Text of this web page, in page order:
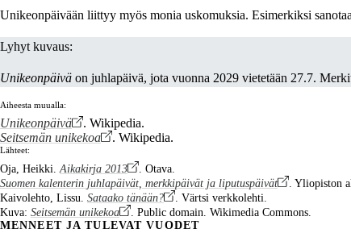
Unikeonpäivään liittyy myös monia uskomuksia. Esimerkiksi
Lyhyt kuvaus:
Unikeonpäivä on juhlapäivä, jota vuonna 2029 vietetään 27.7.
Aiheesta muualla:
Unikeonpäivä
. Wikipedia.
Seitsemän unikekoa
. Wikipedia.
Lähteet:
Oja, Heikki.Aikakirja 2013
. Otava.
Suomen kalenterin juhlapäivät, merkkipäivät ja liputuspäivät
. Yliopiston
Kaivolehto, Lissu. Sataako tänään?
. Värtsi verkkolehti.
Kuva: Seitsemän unikekoa . Public domain. Wikimedia Commons.
MENNEET JA TULEVAT VUODET